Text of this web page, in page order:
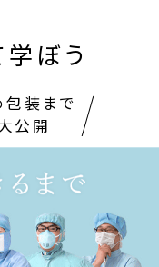
ぼう
包装まで
公開